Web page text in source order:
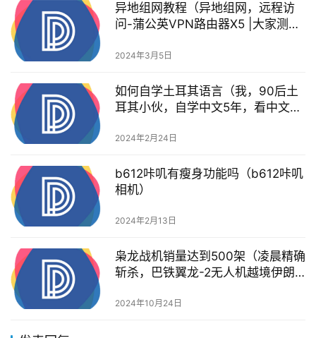
异地组网教程（异地组网，远程访
问-蒲公英VPN路由器X5 |大家测
2024年3月5日
如何自学土耳其语言（我，90后土
耳其小伙，自学中文5年，看中文考
2024年2月24日
b612咔叽有瘦身功能吗（b612咔叽
相机）
2024年2月13日
枭龙战机销量达到500架（凌晨精确
斩杀，巴铁翼龙-2无人机越境伊朗
2024年10月24日